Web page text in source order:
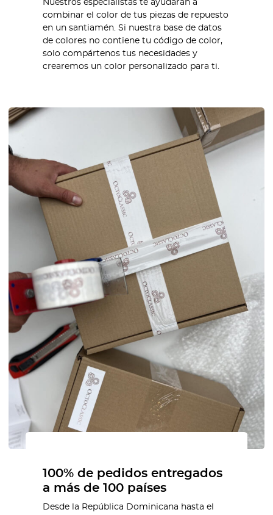
Nuestros especialistas te ayudarán a
combinar el color de tus piezas de repuesto
en un santiamén. Si nuestra base de datos
de colores no contiene tu código de color,
solo compártenos tus necesidades y
crearemos un color personalizado para ti.
100% de pedidos entregados
a más de 100 países
Desde la República Dominicana hasta el